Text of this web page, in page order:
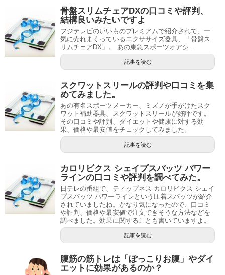
骨盤スリムチェアDXの口コミや評判、
結構良いみたいですよ
フジテレビのいいものプレミアムで紹介されて、一
気に売れまくっているエクササイズ器具、「骨盤ス
リムチェアDX」。 あの東急スポーツオアシ...
記事を読む
スクワットスリールの評判や口コミを集
めてみました。
あの有名スポーツメーカー、ミズノが手がけたスク
ワット補助器具、スクワットスリールが好評です。
その口コミや評判、ダイエットや健康に対する効
果、価格や最安値をチェックしてみました。
記事を読む
カロリビクス シェイプスパッツ パワー
ラインの口コミや評判を調べてみた。
日テレの番組で、ティップネス カロリビクス シェイ
プスパッツ パワーラインという圧着スパッツが紹介
されていましたね。かなり気になったので、口コミ
や評判、価格や最安値で注文できそうな方法などを
調べました。効果に関することも書いていますよ。
記事を読む
腹筋の筋トレは「ぽっこりお腹」やダイ
エットに効果があるのか？